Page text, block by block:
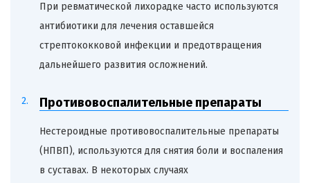
При ревматической лихорадке часто используются
антибиотики для лечения оставшейся
стрептококковой инфекции и предотвращения
дальнейшего развития осложнений.
Противовоспалительные препараты
Нестероидные противовоспалительные препараты
(НПВП), используются для снятия боли и воспаления
в суставах. В некоторых случаях